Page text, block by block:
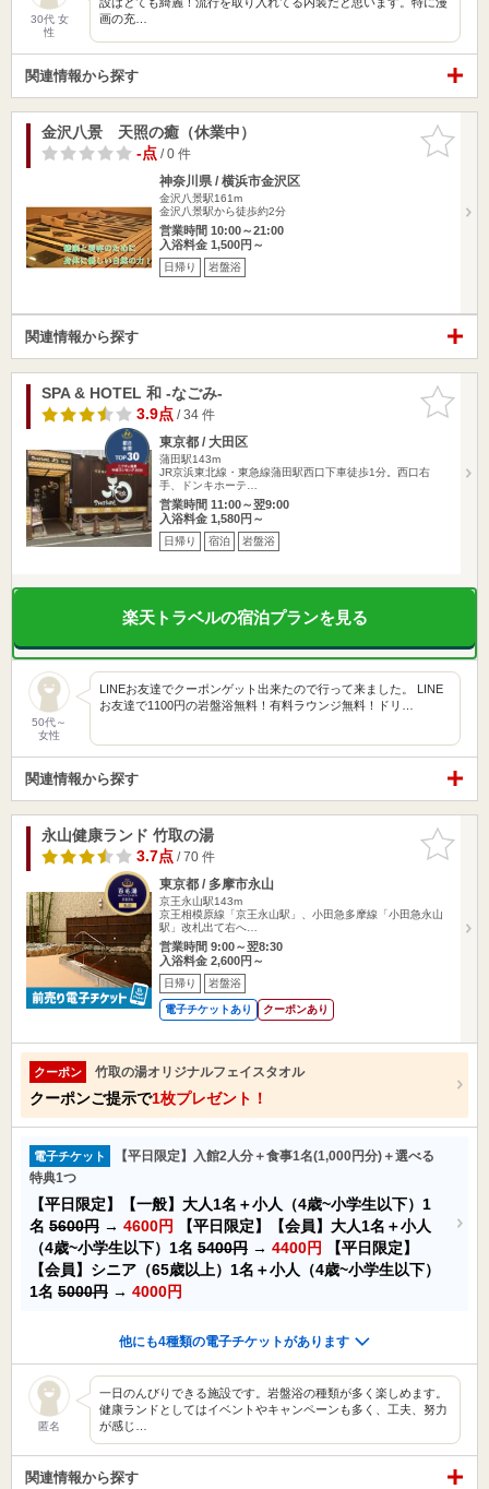
30代 女
性
画の充…
関連情報から探す
お気に入
りに追加
金沢八景 天照の癒（休業中）
-点/ 0 件
神奈川県 / 横浜市金沢区
金沢八景駅161m
金沢八景駅から徒歩約2分
営業時間 10:00～21:00
入浴料金 1,500円～
日帰り 岩盤浴
関連情報から探す
お気に入
りに追加
SPA & HOTEL 和 -なごみ-
3.9点/ 34 件
東京都 / 大田区
蒲田駅143m
JR京浜東北線・東急線蒲田駅西口下車徒歩1分。西口右
手、ドンキホーテ…
営業時間 11:00～翌9:00
入浴料金 1,580円～
日帰り 宿泊 岩盤浴
楽天トラベルの宿泊プランを見る
50代～
女性
LINEお友達でクーポンゲット出来たので行って来ました。 LINE
お友達で1100円の岩盤浴無料！有料ラウンジ無料！ドリ…
関連情報から探す
お気に入
りに追加
永山健康ランド 竹取の湯
3.7点/ 70 件
東京都 / 多摩市永山
京王永山駅143m
京王相模原線「京王永山駅」、小田急多摩線「小田急永山
駅」改札出て右へ…
営業時間 9:00～翌8:30
入浴料金 2,600円～
日帰り 岩盤浴
電子チケットあり クーポンあり
クーポン 竹取の湯オリジナルフェイスタオル
クーポンご提示で1枚プレゼント！
電子チケット
【平日限定】入館2人分＋食事1名(1,000円分)＋選べる
特典1つ
【平日限定】【一般】大人1名＋小人（4歳~小学生以下）1
名 5600円 → 4600円
【平日限定】【会員】大人1名＋小人
（4歳~小学生以下）1名 5400円 → 4400円
【平日限定】
【会員】シニア（65歳以上）1名＋小人（4歳~小学生以下）
1名 5000円 → 4000円
他にも4種類の電子チケットがあります
匿名
一日のんびりできる施設です。岩盤浴の種類が多く楽しめます。
健康ランドとしてはイベントやキャンペーンも多く、工夫、努力
が感じ…
関連情報から探す